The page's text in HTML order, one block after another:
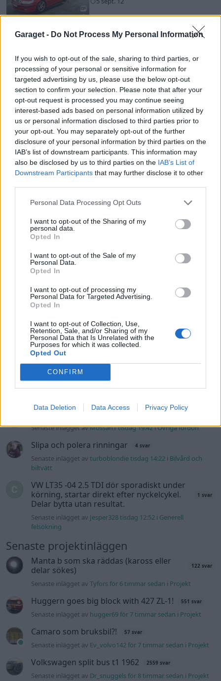
Garaget - Do Not Process My Personal Information
If you wish to opt-out of the sale, sharing to third parties, or
processing of your personal or sensitive information for
targeted advertising by us, please use the below opt-out
section to confirm your selection. Please note that after your
opt-out request is processed you may continue seeing
interest-based ads based on personal information utilized by
us or personal information disclosed to third parties prior to
your opt-out. You may separately opt-out of the further
disclosure of your personal information by third parties on the
IAB’s list of downstream participants. This information may
also be disclosed by us to third parties on the IAB’s List of
Downstream Participants that may further disclose it to other
Personal Data Processing Opt Outs
I want to opt-out of the Sharing of my
personal data.
Opted In
I want to opt-out of the Sale of my
Personal Data.
Opted In
I want to opt-out of processing my
Personal Data for Targeted Advertising.
Opted In
I want to opt-out of Collection, Use,
Retention, Sale, and/or Sharing of my
Personal Data that Is Unrelated with the
Purposes for which it was collected.
Opted Out
CONFIRM
Data Deletion Data Access Privacy Policy
2
Senaste foruminläggen
244 motorbyte till d5252t
Senaste inlägget avJeppegaming för 5 timmar sedan
Motorteknik (Avancerad)
Passat -13 2.0tdi DSG Växellåda bråkar 10 svar
Senaste inlägget av The-GOAT för 9 timmar sedan
Generell
felsökning
anledning.
Senaste inlägget av The-GOAT för 11 timmar sedaniAllmänt
Man man ha mindre ström till
Senaste inlägget av BilFixare för 15 timmar sedani
El- och
hybridbilar
Inget bromstryck efter byte av bromsok
(Golf V 1.6)
Senaste inlägget av
Kia Ceed 2017 batteritorsk med jämna
mellanrum. Varför?
Senaste inlägget av
Övertryck i vevhus, Volvo 940 b230fk
Senaste inlägget avMossan1 onsdag 11:07iGenerell
Fälg till Husqvarna Novolett 1955
Senaste inlägget avMossan1 tisdag 19:42iÖvriga fordon
Slipa och polera rinningar 4 svar
Senaste inlägget avturboblondie tisdag 14:22 i Bilvård och
biltvätt
VW LT35 -04 2.5 TDI dör sporadiskt under
körning, startar direkt efter nyckelcykel.
Delar bytta utan resultat.
1 svar
Senaste inlägget av Jesper328 tisdag 12:52 i Generell
felsökning
Senaste projektinläggen
Manta b som ska räddas (kaross eller
delar sökes)
122 svar
Senaste inlägget avTyfors för 6 timmar sedan i Projekt
Huggern goes big block with 427 ZL-1! 551 svar
Senaste inlägget av hugger69 för 7 timmar sedan i Projekt
Camaro som bruksbil?! 57 svar
Senaste inlägget av Ev_volvo142 för 7 timmar sedan i Projekt
Volkswagen split bus t1 1962 2559 svar
Senaste inlägget av Dr_snuggels för 8 timmar sedan i Projekt